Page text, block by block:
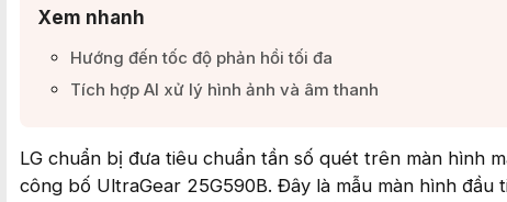
Xem nhanh
Hướng đến tốc độ phản hồi tối đa​
Tích hợp AI xử lý hình ảnh và âm thanh​
LG chuẩn bị đưa tiêu chuẩn tần số quét trên màn hình
công bố UltraGear 25G590B. Đây là mẫu màn hình